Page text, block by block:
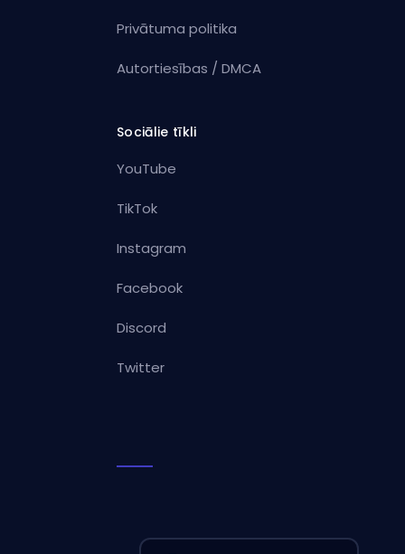
Privātuma politika
Autortiesības / DMCA
Sociālie tīkli
YouTube
TikTok
Instagram
Facebook
Discord
Twitter